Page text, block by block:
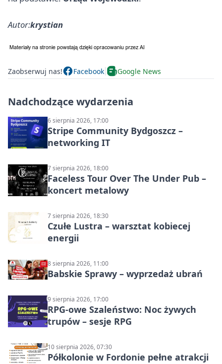
Autor:krystian
Zaobserwuj nas! Facebook Google News
Nadchodzące wydarzenia
6 sierpnia 2026, 17:00
Stripe Community Bydgoszcz –
networking IT
7 sierpnia 2026, 18:00
Faceless Tour Over The Under Pub –
koncert metalowy
7 sierpnia 2026, 18:30
Czułe Lustra – warsztat kobiecej
energii
8 sierpnia 2026, 11:00
Babskie Sprawy – wyprzedaż ubrań
9 sierpnia 2026, 17:00
RPG-owe Szaleństwo: Noc żywych
trupów – sesje RPG
10 sierpnia 2026, 07:30
Półkolonie w Fordonie pełne atrakcji